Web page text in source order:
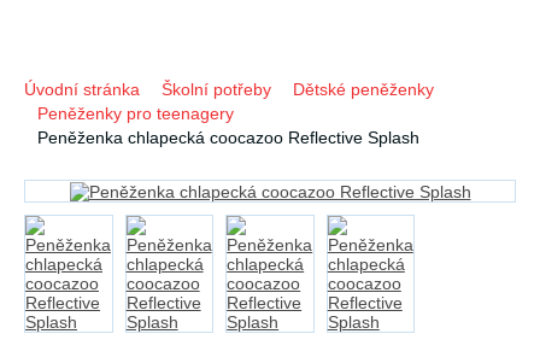
Úvodní stránka Školní potřeby
Dětské peněženky
Peněženky pro teenagery
Peněženka chlapecká coocazoo Reflective Splash